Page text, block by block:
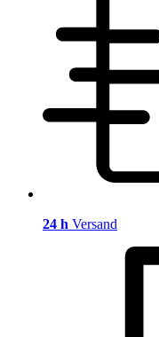
24 h Versand